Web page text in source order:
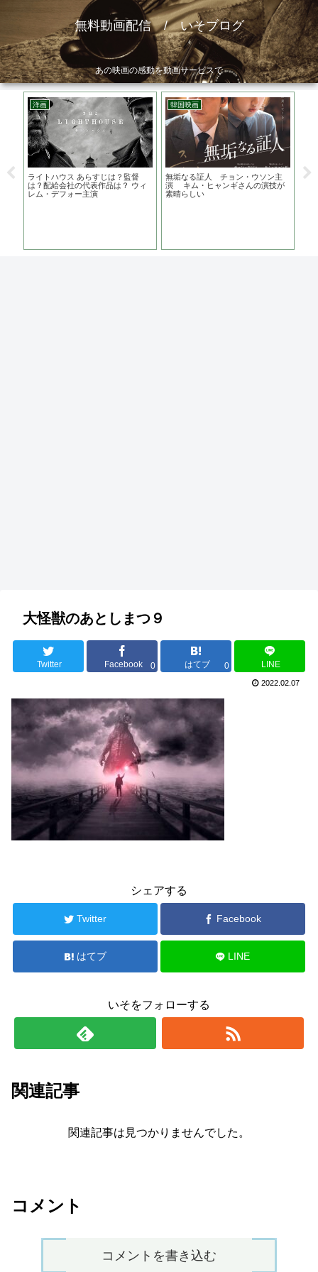
無料動画配信 / いそブログ
あの映画の感動を動画サービスで
監
洋画
ライトハウス あらすじは？監督
は？配給会社の代表作品は？ ウィ
レム・デフォー主演
韓国映画
無垢なる証人 チョン・ウソン主
演 キム・ヒャンギさんの演技が
素晴らしい
彼
大怪獣のあとしまつ９
Twitter Facebook 0 はてブ 0 LINE
2022.02.07
シェアする
Twitter Facebook
はてブ LINE
いそをフォローする
関連記事
関連記事は見つかりませんでした。
コメント
コメントを書き込む